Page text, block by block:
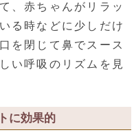
、赤ちゃんがリラッ
る時などに少しだけ
を閉じて鼻でスース
い呼吸のリズムを見
に効果的